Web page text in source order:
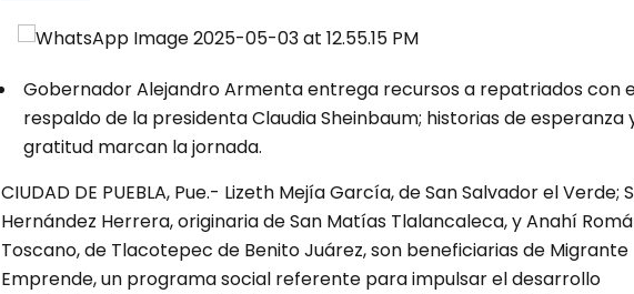
Gobernador Alejandro Armenta entrega recursos a repatriados con
respaldo de la presidenta Claudia Sheinbaum; historias de esperanza
gratitud marcan la jornada.
CIUDAD DE PUEBLA, Pue.- Lizeth Mejía García, de San Salvador el Verde;
Hernández Herrera, originaria de San Matías Tlalancaleca, y Anahí
Toscano, de Tlacotepec de Benito Juárez, son beneficiarias de Migrante
Emprende, un programa social referente para impulsar el desarrollo